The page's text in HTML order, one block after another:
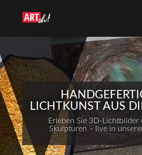
LICHTKUNST AUS
Erleben Sie 3D-Lichtbilder
Skulpturen – live in